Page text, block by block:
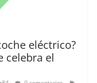
eléctrico?
celebra el